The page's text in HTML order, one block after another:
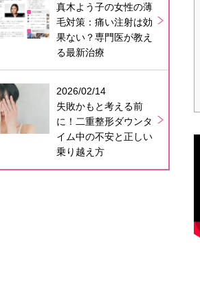
真木よう子の女性の薄
毛対策：痛い注射は効
果ない？専門医が教え
る最新治療
2026/02/14
失敗かもと考える前
に！二重整形ダウンタ
イム中の不安と正しい
乗り越え方